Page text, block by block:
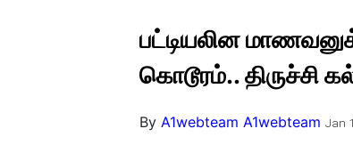
பட்டியலின
கொடூரம்.. திருச்சி
ByA1webteam A1webteam Jan